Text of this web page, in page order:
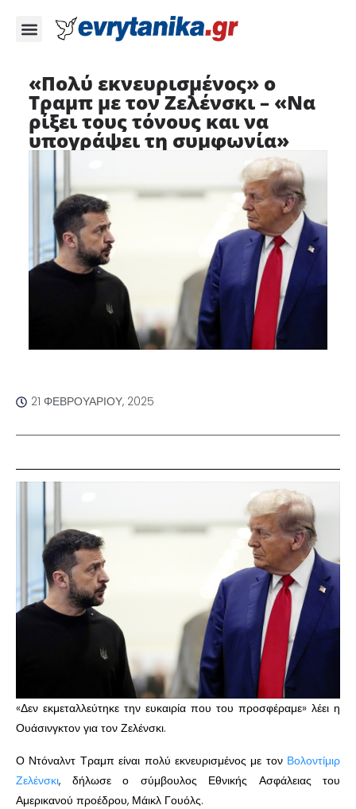
«Πολύ εκνευρισμένος» ο
Τραμπ με τον Ζελένσκι – «Να
ρίξει τους τόνους και να
υπογράψει τη συμφωνία»
21 ΦΕΒΡΟΥΑΡΊΟΥ, 2025
«Δεν εκμεταλλεύτηκε την ευκαιρία που του προσφέραμε» λέει η
Ουάσινγκτον για τον Ζελένσκι.
Ο Ντόναλντ Τραμπ είναι πολύ εκνευρισμένος με τον Βολοντίμιρ
Ζελένσκι, δήλωσε ο σύμβουλος Εθνικής Ασφάλειας του
Αμερικανού προέδρου, Μάικλ Γουόλς.